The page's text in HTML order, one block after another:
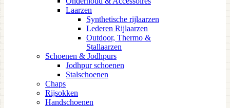
Laarzen
Synthetische rijlaarzen
Lederen Rijlaarzen
Outdoor, Thermo &
Stallaarzen
Schoenen & Jodhpurs
Jodhpur schoenen
Stalschoenen
Chaps
Rijsokken
Handschoenen